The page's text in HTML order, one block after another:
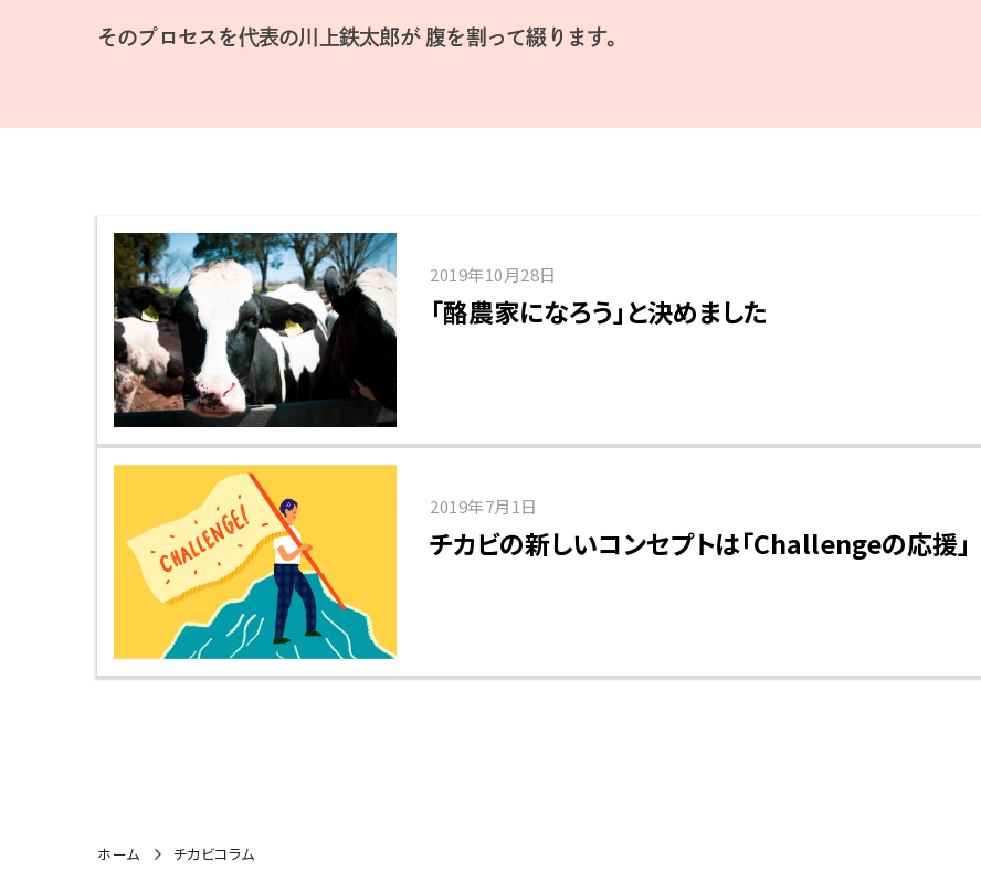
そのプロセスを代表の川上鉄太郎が 腹を割って綴ります。
2019年10月28日
「酪農家になろう」と決めました
2019年7月1日
チカビの新しいコンセプトは「Challengeの応援」
ホーム チカビコラム